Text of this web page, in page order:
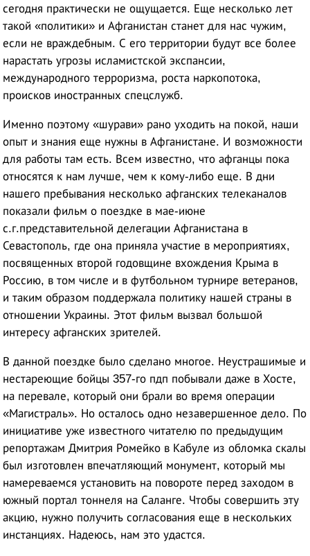
сегодня практически не ощущается. Еще несколько лет
такой «политики» и Афганистан станет для нас чужим,
если не враждебным. С его территории будут все более
нарастать угрозы исламистской экспансии,
международного терроризма, роста наркопотока,
происков иностранных спецслужб.
Именно поэтому «шурави» рано уходить на покой, наши
опыт и знания еще нужны в Афганистане. И возможности
для работы там есть. Всем известно, что афганцы пока
относятся к нам лучше, чем к кому-либо еще. В дни
нашего пребывания несколько афганских телеканалов
показали фильм о поездке в мае-июне
с.г.представительной делегации Афганистана в
Севастополь, где она приняла участие в мероприятиях,
посвященных второй годовщине вхождения Крыма в
Россию, в том числе и в футбольном турнире ветеранов,
и таким образом поддержала политику нашей страны в
отношении Украины. Этот фильм вызвал большой
интересу афганских зрителей.
В данной поездке было сделано многое. Неустрашимые и
нестареющие бойцы 357-го пдп побывали даже в Хосте,
на перевале, который они брали во время операции
«Магистраль». Но осталось одно незавершенное дело. По
инициативе уже известного читателю по предыдущим
репортажам Дмитрия Ромейко в Кабуле из обломка скалы
был изготовлен впечатляющий монумент, который мы
намереваемся установить на повороте перед заходом в
южный портал тоннеля на Саланге. Чтобы совершить эту
акцию, нужно получить согласования еще в нескольких
инстанциях. Надеюсь, нам это удастся.